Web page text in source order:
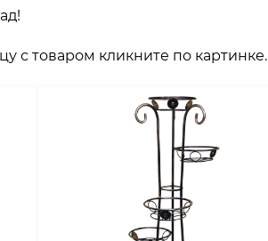
с товаром кликните по картинке.